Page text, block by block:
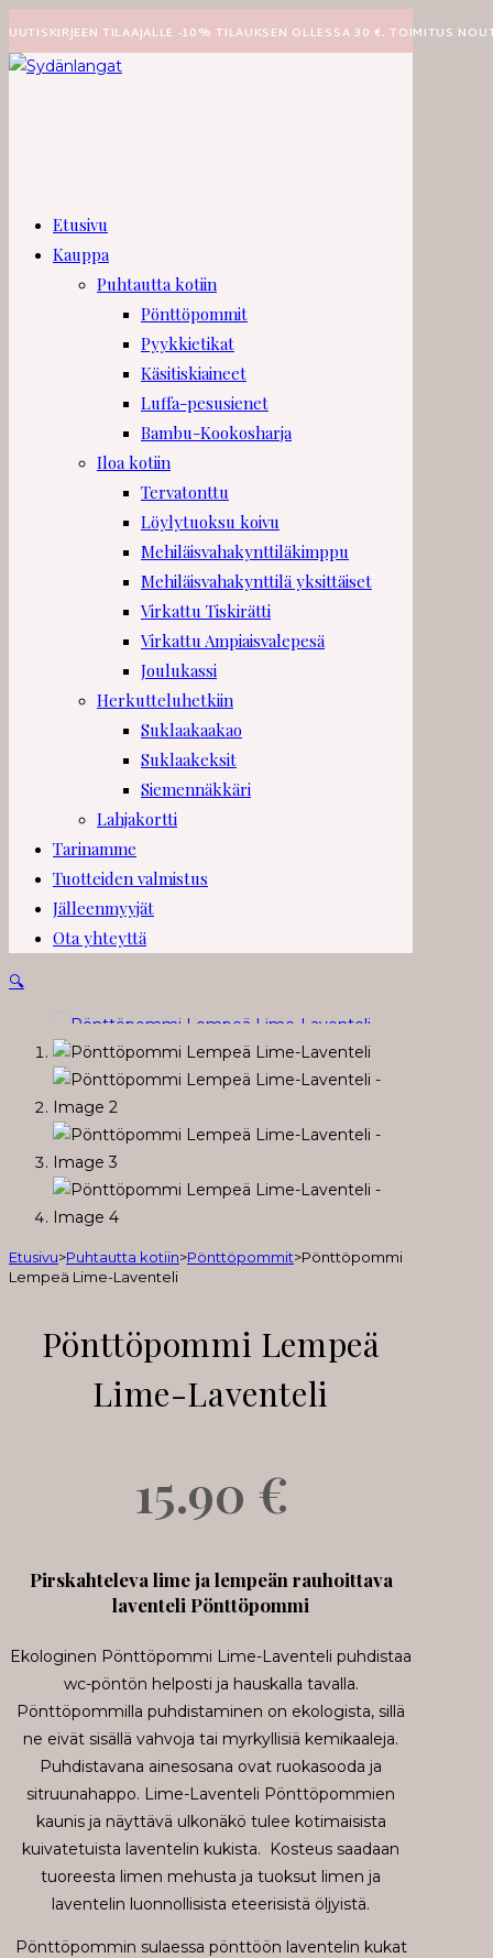
suoraan
sisältöön
UUTISKIRJEEN TILAAJALLE -10% TILAUKSEN OLLESSA 30 €. TOIMITUS
Etusivu
Kauppa
Puhtautta kotiin
Pönttöpommit
Pyykkietikat
Käsitiskiaineet
Luffa-pesusienet
Bambu-Kookosharja
Iloa kotiin
Tervatonttu
Löylytuoksu koivu
Mehiläisvahakynttiläkimppu
Mehiläisvahakynttilä yksittäiset
Virkattu Tiskirätti
Virkattu Ampiaisvalepesä
Joulukassi
Herkutteluhetkiin
Suklaakaakao
Suklaakeksit
Siemennäkkäri
Lahjakortti
Tarinamme
Tuotteiden valmistus
Jälleenmyyjät
Ota yhteyttä
🔍
Etusivu>Puhtautta kotiin>Pönttöpommit>Pönttöpommi
Lempeä Lime-Laventeli
Pönttöpommi Lempeä
Lime-Laventeli
15.90 €
Pirskahteleva lime ja lempeän rauhoittava
laventeli Pönttöpommi
Ekologinen Pönttöpommi Lime-Laventeli puhdistaa
wc-pöntön helposti ja hauskalla tavalla.
Pönttöpommilla puhdistaminen on ekologista, sillä
ne eivät sisällä vahvoja tai myrkyllisiä kemikaaleja.
Puhdistavana ainesosana ovat ruokasooda ja
sitruunahappo. Lime-Laventeli Pönttöpommien
kaunis ja näyttävä ulkonäkö tulee kotimaisista
kuivatetuista laventelin kukista. Kosteus saadaan
tuoreesta limen mehusta ja tuoksut limen ja
laventelin luonnollisista eteerisistä öljyistä.
Pönttöpommin sulaessa pönttöön laventelin kukat